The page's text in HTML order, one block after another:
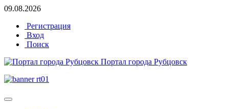
09.08.2026
Регистрация
Вход
Поиск
Портал города Рубцовск